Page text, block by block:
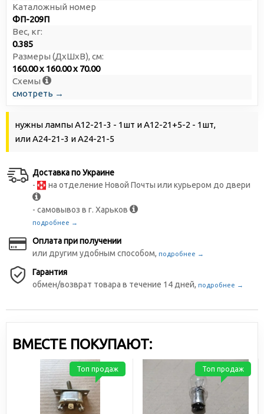
Каталожный номер
ФП-209П
Вес, кг:
0.385
Размеры (ДxШxВ), см:
160.00 x 160.00 x 70.00
Схемы
смотреть →
нужны лампы А12-21-3 - 1шт и А12-21+5-2 - 1шт,
или А24-21-3 и А24-21-5
Доставка по Украине
-
на отделение Новой Почты или курьером до двери
- самовывоз в г. Харьков
подробнее →
Оплата при получении
или другим удобным способом, подробнее →
Гарантия
обмен/возврат товара в течение 14 дней, подробнее →
ВМЕСТЕ ПОКУПАЮТ:
Топ продаж Топ продаж